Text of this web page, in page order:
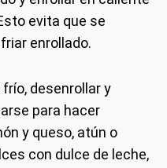
evita que se
enrollado.
frío, desenrollar y
para hacer
y queso, atún o
con dulce de leche,